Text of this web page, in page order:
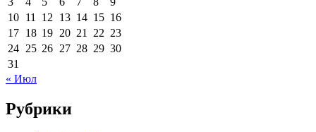
10 11 12 13 14 15 16
17 18 19 20 21 22 23
24 25 26 27 28 29 30
31
« Июл
Рубрики